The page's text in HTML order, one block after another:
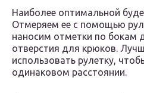
Наиболее оптимальной
Отмеряем ее с помощью
наносим отметки по бокам
отверстия для крюков.
использовать рулетку,
одинаковом расстоянии.